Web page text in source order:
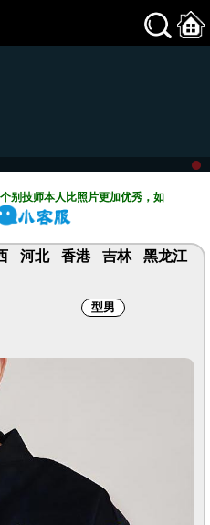
别技师本人比照片更加优秀，如
河北 香港 吉林
黑龙江